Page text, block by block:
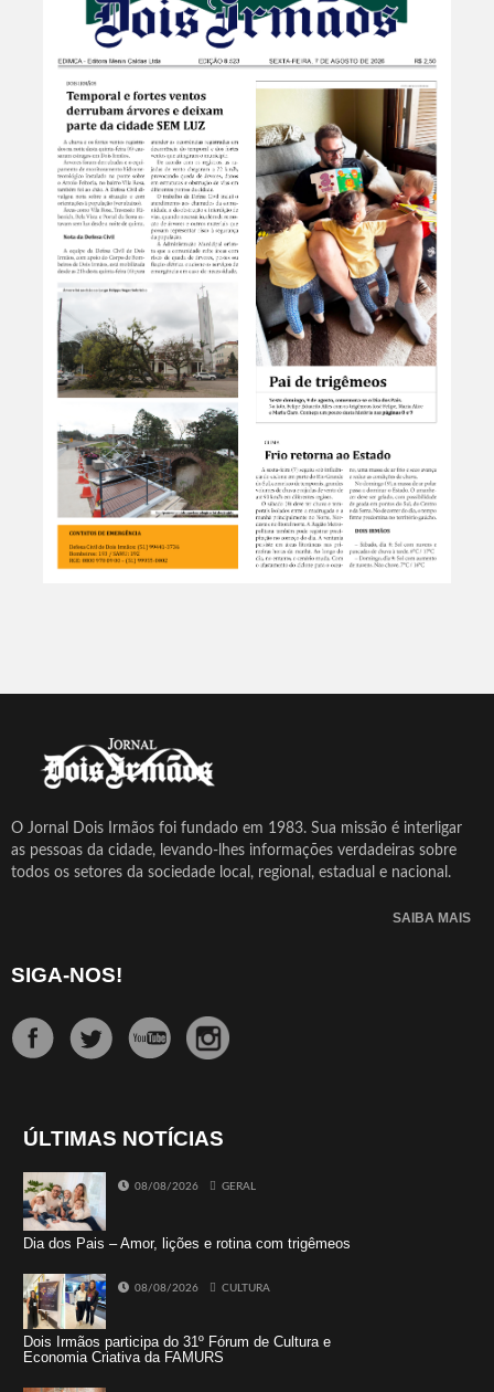
O Jornal Dois Irmãos foi fundado em 1983. Sua missão é interligar
as pessoas da cidade, levando-lhes informações verdadeiras sobre
todos os setores da sociedade local, regional, estadual e nacional.
SAIBA MAIS
SIGA-NOS!
ÚLTIMAS NOTÍCIAS
08/08/2026 GERAL
Dia dos Pais – Amor, lições e rotina com trigêmeos
08/08/2026 CULTURA
Dois Irmãos participa do 31º Fórum de Cultura e
Economia Criativa da FAMURS